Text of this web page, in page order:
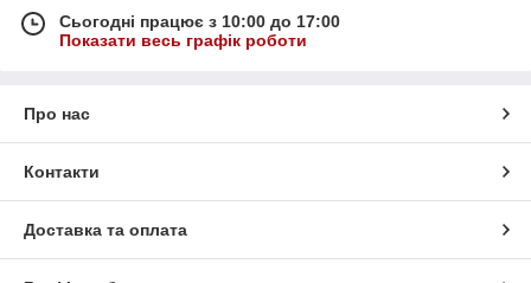
Сьогодні працює з 10:00 до 17:00
Показати весь графік роботи
Про нас
Контакти
Доставка та оплата